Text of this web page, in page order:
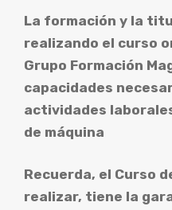
La formación y la
realizando el curso
Grupo Formación
capacidades
actividades
de máquina
Recuerda, el Curso
realizar, tiene la